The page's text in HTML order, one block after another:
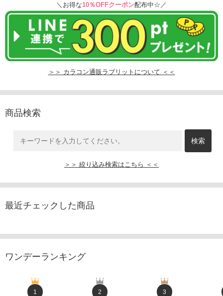
＼お得な10％OFFクーポン配布中☆／
＞＞ カラコン通販ラブリットについて ＜＜
商品検索
＞＞ 絞り込み検索はこちら ＜＜
最近チェックした商品
ワンデーランキング
1 2 3